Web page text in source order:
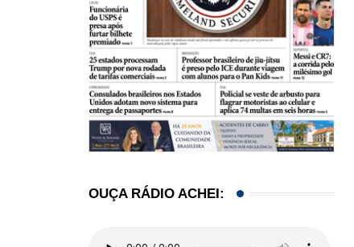
Imigrante acusado de atropelar idosa de 74
07/08/2026
OUÇA RÁDIO ACHEI: